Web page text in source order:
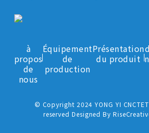
à
propos
de
nous
Équipement
de
production
Présentation
du produit
© Copyright 2024 YONG YI
reserved Designed By